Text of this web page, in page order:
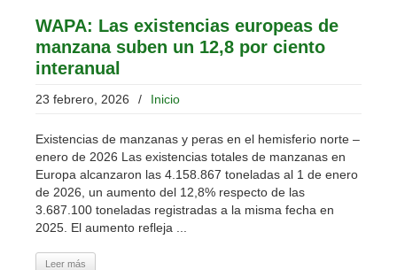
WAPA: Las existencias europeas de
manzana suben un 12,8 por ciento
interanual
23 febrero, 2026 / Inicio
Existencias de manzanas y peras en el hemisferio norte –
enero de 2026 Las existencias totales de manzanas en
Europa alcanzaron las 4.158.867 toneladas al 1 de enero
de 2026, un aumento del 12,8% respecto de las
3.687.100 toneladas registradas a la misma fecha en
2025. El aumento refleja ...
Leer más